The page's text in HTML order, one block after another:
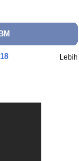
Lebih